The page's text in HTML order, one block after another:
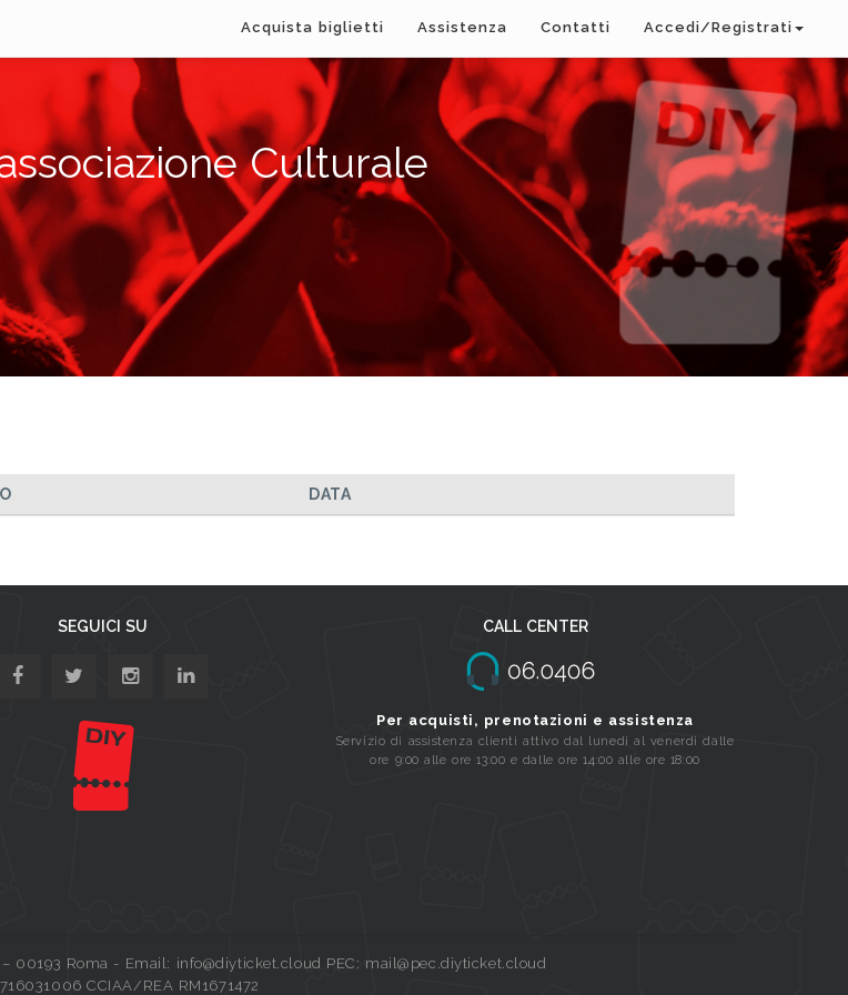
Acquista biglietti Assistenza Contatti Accedi/Registrati
Culturale
DATA
SEGUICI SU CALL CENTER
Per acquisti, prenotazioni e assistenza
Servizio di assistenza clienti attivo dal lunedi al venerdi dalle
ore 9:00 alle ore 13:00 e dalle ore 14:00 alle ore 18:00
00193 Roma - Email: info@diyticket.cloud PEC: mail@pec.diyticket.cloud
CCIAA/REA RM1671472